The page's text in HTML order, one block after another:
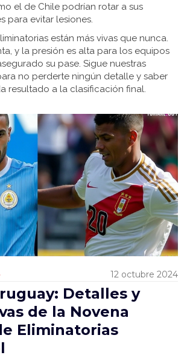
el de Chile podrían rotar a sus
para evitar lesiones.
están más vivas que nunca.
y la presión es alta para los equipos
su pase. Sigue nuestras
no perderte ningún detalle y saber
resultado a la clasificación final.
12 octubre 2024
Detalles y
de la Novena
Eliminatorias